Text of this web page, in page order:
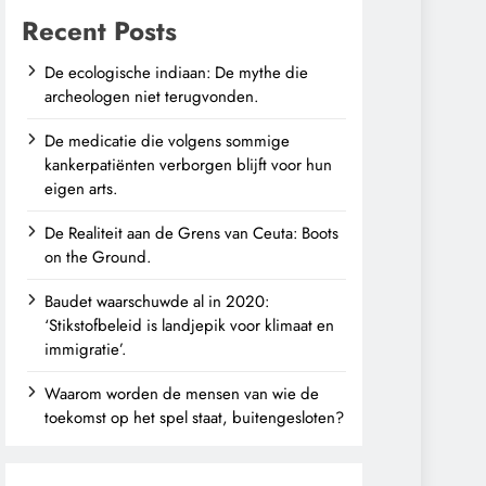
Recent Posts
De ecologische indiaan: De mythe die
archeologen niet terugvonden.
De medicatie die volgens sommige
kankerpatiënten verborgen blijft voor hun
eigen arts.
De Realiteit aan de Grens van Ceuta: Boots
on the Ground.
Baudet waarschuwde al in 2020:
‘Stikstofbeleid is landjepik voor klimaat en
immigratie’.
Waarom worden de mensen van wie de
toekomst op het spel staat, buitengesloten?